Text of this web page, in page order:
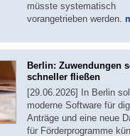
müsste systematisch
vorangetrieben werden.
Berlin: Zuwendungen
schneller fließen
[29.06.2026] In Berlin
moderne Software für
Anträge und eine neue
für Förderprogramme